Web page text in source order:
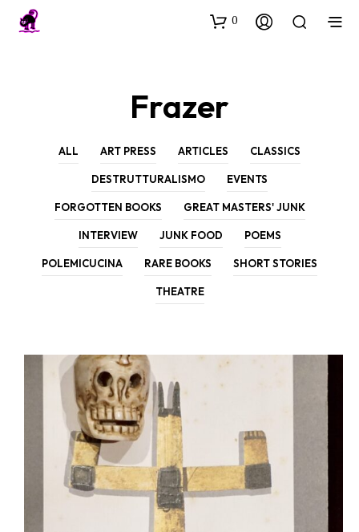
0
Frazer
ALL ART PRESS ARTICLES CLASSICS
DESTRUTTURALISMO EVENTS
FORGOTTEN BOOKS GREAT MASTERS' JUNK
INTERVIEW JUNK FOOD POEMS
POLEMICUCINA RARE BOOKS SHORT STORIES
THEATRE